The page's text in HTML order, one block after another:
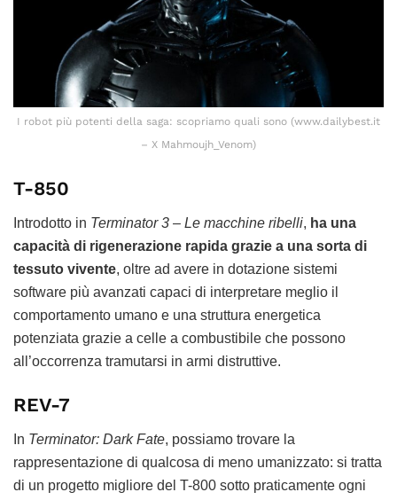
I robot più potenti della saga: scopriamo quali sono (www.dailybest.it
– X Mahmoujh_Venom)
T-850
Introdotto in Terminator 3 – Le macchine ribelli, ha una
capacità di rigenerazione rapida grazie a una sorta di
tessuto vivente, oltre ad avere in dotazione sistemi
software più avanzati capaci di interpretare meglio il
comportamento umano e una struttura energetica
potenziata grazie a celle a combustibile che possono
all’occorrenza tramutarsi in armi distruttive.
REV-7
In Terminator: Dark Fate, possiamo trovare la
rappresentazione di qualcosa di meno umanizzato: si tratta
di un progetto migliore del T-800 sotto praticamente ogni